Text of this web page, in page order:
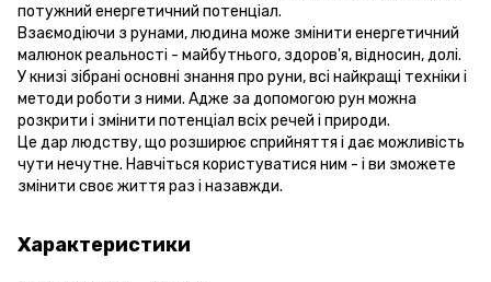
потужний енергетичний потенціал.
Взаємодіючи з рунами, людина може змінити енергетичний
малюнок реальності - майбутнього, здоров'я, відносин, долі.
У книзі зібрані основні знання про руни, всі найкращі техніки і
методи роботи з ними. Адже за допомогою рун можна
розкрити і змінити потенціал всіх речей і природи.
Це дар людству, що розширює сприйняття і дає можливість
чути нечутне. Навчіться користуватися ним - і ви зможете
змінити своє життя раз і назавжди.
Характеристики